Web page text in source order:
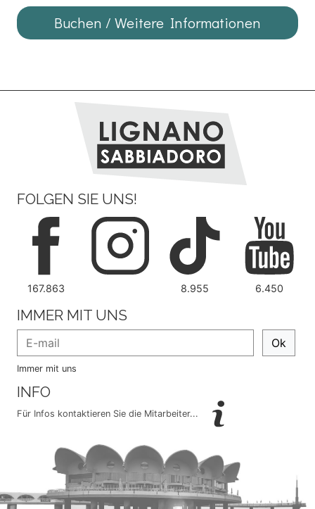
Buchen / Weitere Informationen
FOLGEN SIE UNS!
167.863 8.955 6.450
IMMER MIT UNS
Ok
Immer mit uns
INFO
Für Infos kontaktieren Sie die Mitarbeiter...